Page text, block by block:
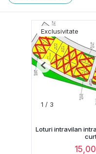
Exclusivitate
1 / 3
Previous
Loturi intravilan